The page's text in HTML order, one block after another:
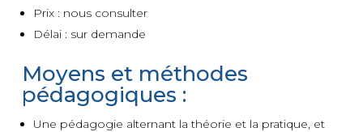
Prix : nous consulter
Délai : sur demande
Moyens et méthodes
pédagogiques :
Une pédagogie alternant la théorie et la pratique, et